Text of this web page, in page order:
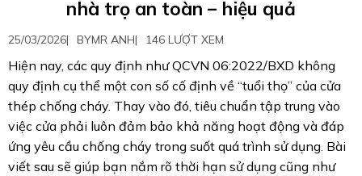
nhà trọ an toàn – hiệu quả
25/03/2026| BYMR ANH| 146 LƯỢT XEM
Hiện nay, các quy định như QCVN 06:2022/BXD không
quy định cụ thể một con số cố định về “tuổi thọ” của cửa
thép chống cháy. Thay vào đó, tiêu chuẩn tập trung vào
việc cửa phải luôn đảm bảo khả năng hoạt động và đáp
ứng yêu cầu chống cháy trong suốt quá trình sử dụng. Bài
viết sau sẽ giúp bạn nắm rõ thời hạn sử dụng cũng như